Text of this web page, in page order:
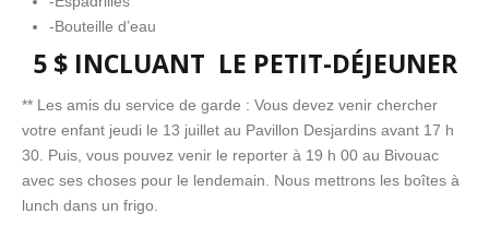
-Bouteille d’eau
5 $ INCLUANT LE PETIT-DÉJEUNER
** Les amis du service de garde : Vous devez venir chercher
votre enfant jeudi le 13 juillet au Pavillon Desjardins avant 17 h
30. Puis, vous pouvez venir le reporter à 19 h 00 au Bivouac
avec ses choses pour le lendemain. Nous mettrons les boîtes à
lunch dans un frigo.